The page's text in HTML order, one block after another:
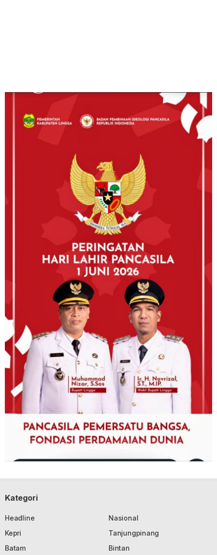
Kategori
Headline
Nasional
Kepri
Tanjungpinang
Batam
Bintan